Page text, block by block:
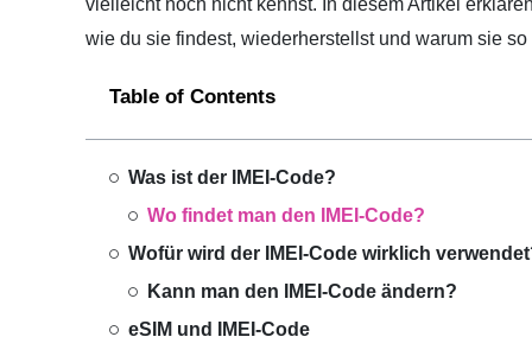
vielleicht noch nicht kennst. In diesem Artikel
wie du sie findest, wiederherstellst und warum sie
Table of Contents
Was ist der IMEI-Code?
Wo findet man den IMEI-Code?
Wofür wird der IMEI-Code wirklich
Kann man den IMEI-Code ändern?
eSIM und IMEI-Code